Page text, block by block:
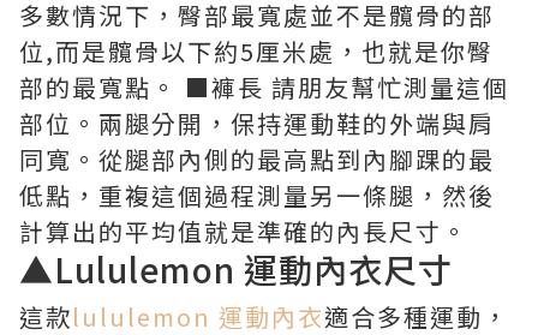
多數情況下，臀部最寬處並不是髖骨的部
位,而是髖骨以下約5厘米處，也就是你臀
部的最寬點。 ■褲長 請朋友幫忙測量這個
部位。兩腿分開，保持運動鞋的外端與肩
同寬。從腿部內側的最高點到內腳踝的最
低點，重複這個過程測量另一條腿，然後
計算出的平均值就是準確的內長尺寸。
▲Lululemon 運動內衣尺寸
這款lululemon 運動內衣適合多種運動，